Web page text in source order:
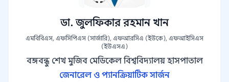
ডা. জুলফিকার রহমান খান
এমবিবিএস, এফসিপিএস (সার্জারি), এফআরসিএ (ইউকে), এফআইসিএস
(ইউএসএ)
বঙ্গবন্ধু শেখ মুজিব মেডিকেল বিশ্ববিদ্যালয় হাসপাতাল
জেনারেল ও প্যানক্রিয়াটিক সার্জন